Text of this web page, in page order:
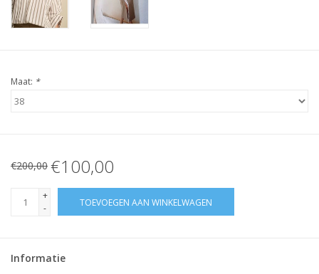
Maat: *
€200,00 €100,00
+
-
TOEVOEGEN AAN WINKELWAGEN
Informatie